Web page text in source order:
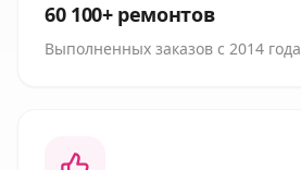
60 100+ ремонтов
Выполненных заказов с 2014 года